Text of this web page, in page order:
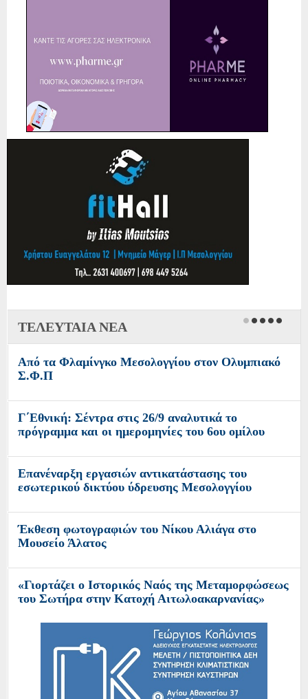
ΤΕΛΕΥΤΑΙΑ ΝΕΑ
Από τα Φλαμίνγκο Μεσολογγίου στον Ολυμπιακό
Σ.Φ.Π
Γ΄Εθνική: Σέντρα στις 26/9 αναλυτικά το
πρόγραμμα και οι ημερομηνίες του 6ου ομίλου
Επανέναρξη εργασιών αντικατάστασης του
εσωτερικού δικτύου ύδρευσης Μεσολογγίου
Έκθεση φωτογραφιών του Νίκου Αλιάγα στο
Μουσείο Άλατος
«Γιορτάζει ο Ιστορικός Ναός της Μεταμορφώσεως
του Σωτήρα στην Κατοχή Αιτωλοακαρνανίας»